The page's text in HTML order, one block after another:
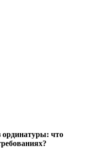
ординатуры: что